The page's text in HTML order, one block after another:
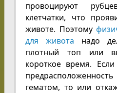
провоцируют
клетчатки, что
животе. Поэтому
для живота надо
плотный топ или
короткое время.
гематом, то или